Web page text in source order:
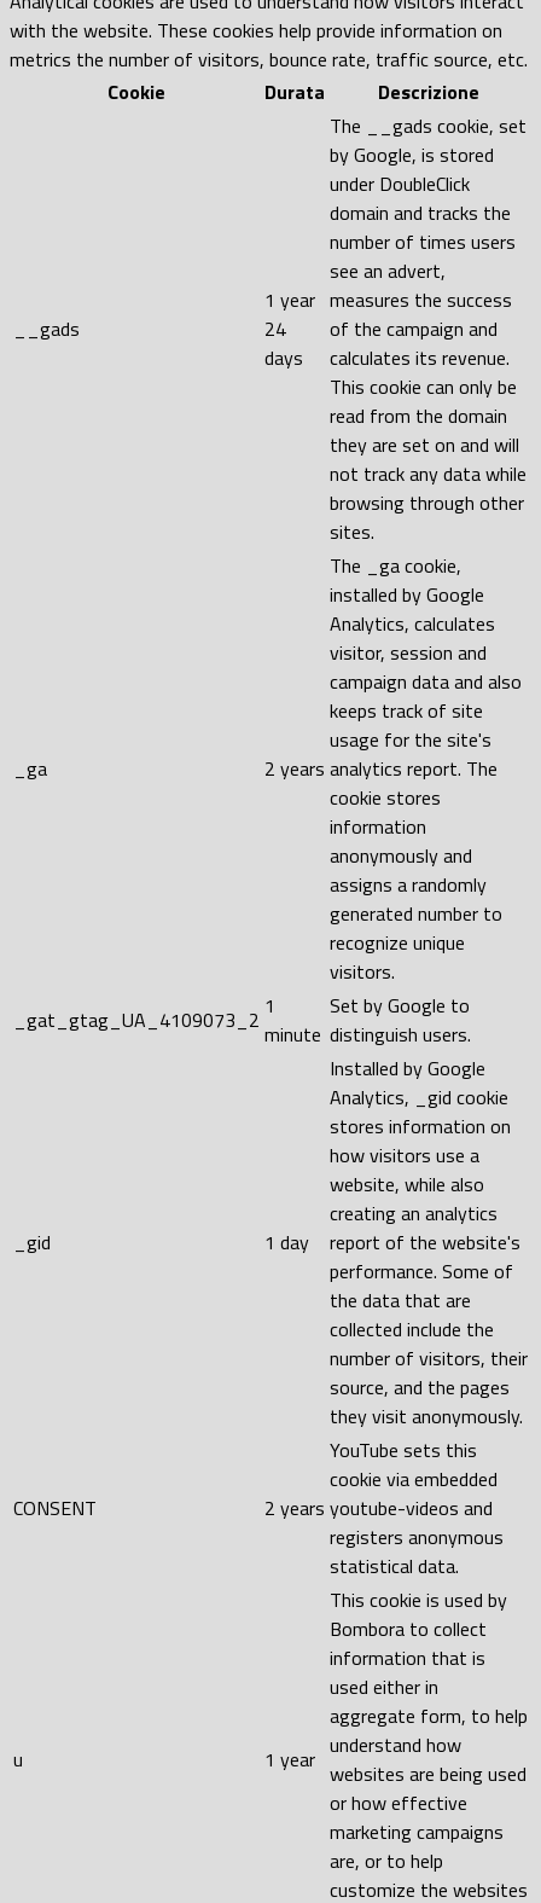
with the website. These cookies help provide information on
metrics the number of visitors, bounce rate, traffic source, etc.
Cookie
Durata Descrizione
__gads
1 year
24
days
The __gads cookie, set
by Google, is stored
under DoubleClick
domain and tracks the
number of times users
see an advert,
measures the success
of the campaign and
calculates its revenue.
This cookie can only be
read from the domain
they are set on and will
not track any data while
browsing through other
sites.
_ga 2 years
The _ga cookie,
installed by Google
Analytics, calculates
visitor, session and
campaign data and also
keeps track of site
usage for the site's
analytics report. The
cookie stores
information
anonymously and
assigns a randomly
generated number to
recognize unique
visitors.
_gat_gtag_UA_4109073_2 1
minute
Set by Google to
distinguish users.
_gid 1 day
Installed by Google
Analytics, _gid cookie
stores information on
how visitors use a
website, while also
creating an analytics
report of the website's
performance. Some of
the data that are
collected include the
number of visitors, their
source, and the pages
they visit anonymously.
CONSENT 2 years
YouTube sets this
cookie via embedded
youtube-videos and
registers anonymous
statistical data.
u 1 year
This cookie is used by
Bombora to collect
information that is
used either in
aggregate form, to help
understand how
websites are being used
or how effective
marketing campaigns
are, or to help
customize the websites